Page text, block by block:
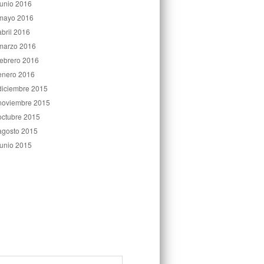
2016
2016
2016
2016
2016
2016
2015
2015
2015
2015
2015